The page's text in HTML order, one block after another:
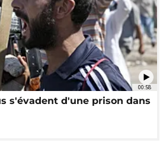
00:58
s'évadent d'une prison dans